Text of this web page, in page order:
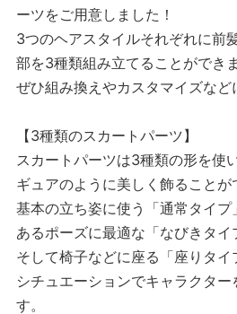
ーツをご用意しました！
3つのヘアスタイルそれぞれに前
部を3種類組み立てることができま
ぜひ組み換えやカスタマイズなど
【3種類のスカートパーツ】
スカートパーツは3種類の形を使
ギュアのように美しく飾ることが
基本の立ち姿に使う「通常タイ
あるポーズに最適な「なびきタイ
そして椅子などに座る「座りタ
シチュエーションでキャラクター
す。